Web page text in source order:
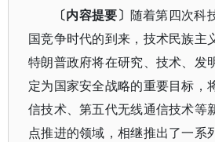
〔内容提要〕 随着第四次科
国竞争时代的到来，技术民族主
特朗普政府将在研究、技术、发
定为国家安全战略的重要目标，
信技术、第五代无线通信技术等
点推进的领域，相继推出了一系